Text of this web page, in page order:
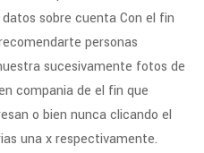
sobre cuenta Con el fin
personas
sucesivamente fotos de
compania de el fin que
o bien nunca clicando el
una x respectivamente.